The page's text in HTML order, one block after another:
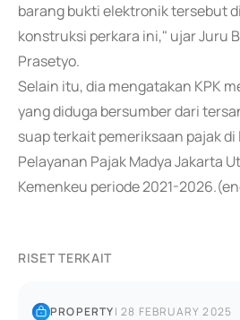
barang bukti elektronik tersebut
konstruksi perkara ini," ujar Juru
Prasetyo.
Selain itu, dia mengatakan KPK
yang diduga bersumber dari
suap terkait pemeriksaan pajak
Pelayanan Pajak Madya Jakarta
Kemenkeu periode 2021-
RISET TERKAIT
PROPERTY|28 FEBRUARY 2025